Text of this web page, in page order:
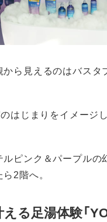
ら見えるのはバスタ
はじまりをイメージ
ピンク＆パープルの
2階へ。
る足湯体験「